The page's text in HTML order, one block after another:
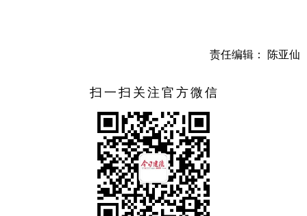
责任编辑： 陈亚仙
扫一扫关注官方微信